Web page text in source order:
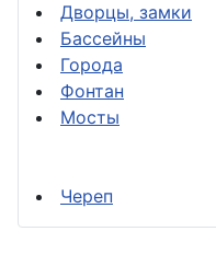
Дворцы, замки
Бассейны
Города
Фонтан
Мосты
Череп